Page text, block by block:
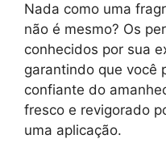
Nada como uma
não é mesmo? Os
conhecidos por sua
garantindo que você
confiante do
fresco e revigorado
uma aplicação.